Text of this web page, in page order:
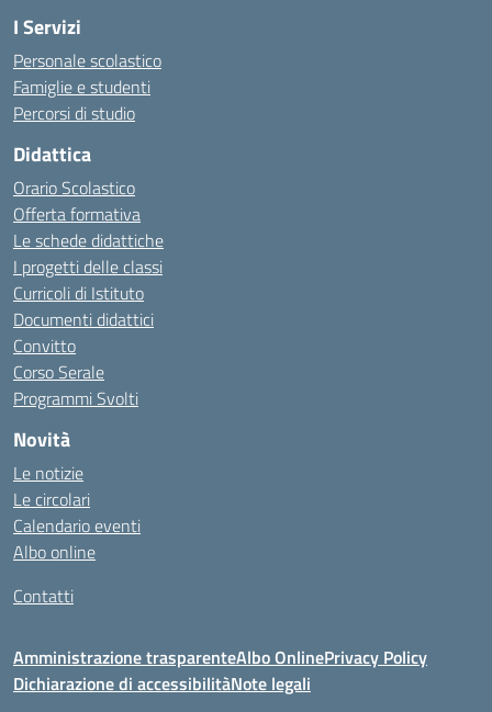
I Servizi
Personale scolastico
Famiglie e studenti
Percorsi di studio
Didattica
Orario Scolastico
Offerta formativa
Le schede didattiche
I progetti delle classi
Curricoli di Istituto
Documenti didattici
Convitto
Corso Serale
Programmi Svolti
Novità
Le notizie
Le circolari
Calendario eventi
Albo online
Contatti
Amministrazione trasparenteAlbo OnlinePrivacy Policy
Dichiarazione di accessibilitàNote legali